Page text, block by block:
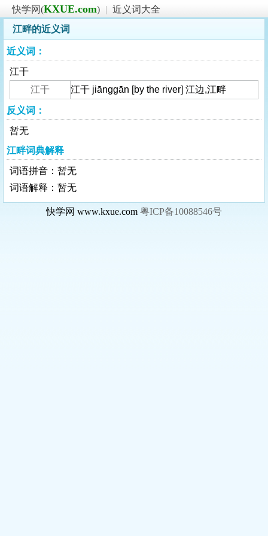
快学网(KXUE.com) | 近义词大全
江畔的近义词
近义词：
江干
江干
江干 jiānggān [by the river] 江边,江畔
反义词：
暂无
江畔词典解释
词语拼音：暂无
词语解释：暂无
快学网 www.kxue.com 粤ICP备10088546号